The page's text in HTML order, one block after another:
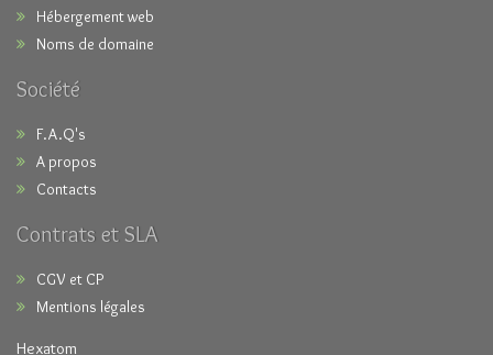
Hébergement web
Noms de domaine
Société
F.A.Q's
A propos
Contacts
Contrats et SLA
CGV et CP
Mentions légales
Hexatom